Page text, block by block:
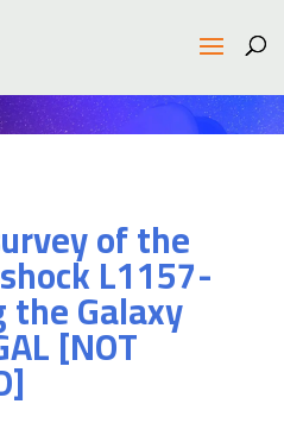
of the
L1157-
Galaxy
[NOT